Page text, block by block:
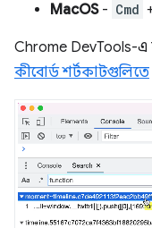
MacOS- Cmd
Chrome DevTools-এ
কীবোর্ড শর্টকাটগুলিতে